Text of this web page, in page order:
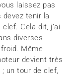
laissez pas
devez tenir la
Cela dit, j’ai
diverses
Même
devient très
; un tour de clef,